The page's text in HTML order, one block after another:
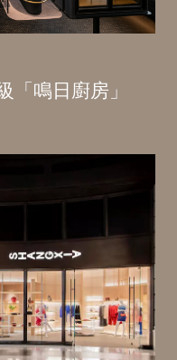
「鳴日廚房」